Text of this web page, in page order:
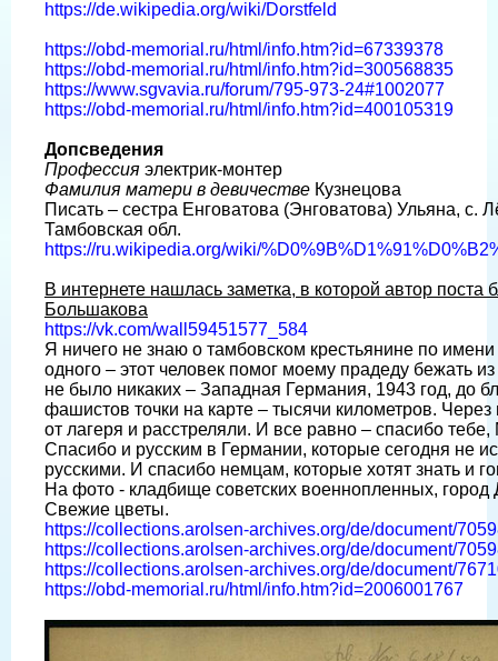
https://de.wikipedia.org/wiki/Dorstfeld
https://obd-memorial.ru/html/info.htm?id=67339378
https://obd-memorial.ru/html/info.htm?id=300568835
https://www.sgvavia.ru/forum/795-973-24#1002077
https://obd-memorial.ru/html/info.htm?id=400105319
Допсведения
Профессия электрик-монтер
Фамилия матери в девичестве Кузнецова
Писать – сестра Енговатова (Энговатова) Ульяна, с.
Тамбовская обл.
https://ru.wikipedia.org/wiki/
В интернете нашлась заметка, в которой автор поста
Большакова
https://vk.com/wall59451577_584
Я ничего не знаю о тамбовском крестьянине по
одного – этот человек помог моему прадеду бежать
не было никаких – Западная Германия, 1943 год, до
фашистов точки на карте – тысячи километров.
от лагеря и расстреляли. И все равно – спасибо
Спасибо и русским в Германии, которые сегодня не
русскими. И спасибо немцам, которые хотят знать и
На фото - кладбище советских военнопленных, город
Свежие цветы.
https://collections.arolsen-archives.org/de/document/
https://collections.arolsen-archives.org/de/document/
https://collections.arolsen-archives.org/de/document/
https://obd-memorial.ru/html/info.htm?id=2006001767